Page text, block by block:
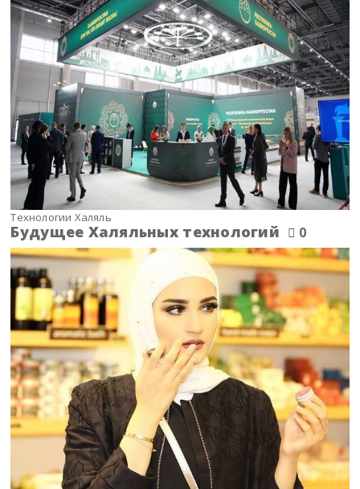
Технологии Халяль
Будущее Халяльных технологий 0